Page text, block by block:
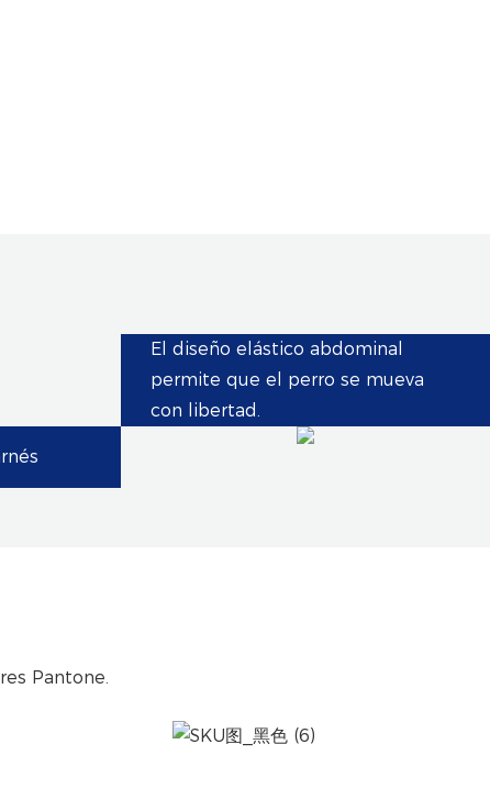
El diseño elástico abdominal
permite que el perro se mueva
con libertad.
Pantone.